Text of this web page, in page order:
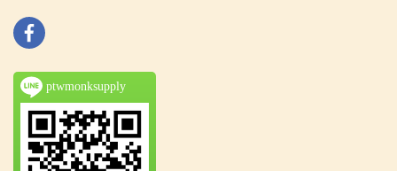
ptwmonksupply